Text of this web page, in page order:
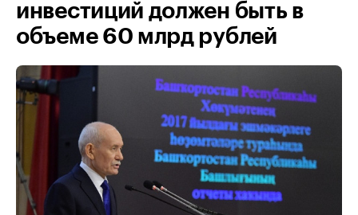
инвестиций должен быть в
объеме 60 млрд рублей